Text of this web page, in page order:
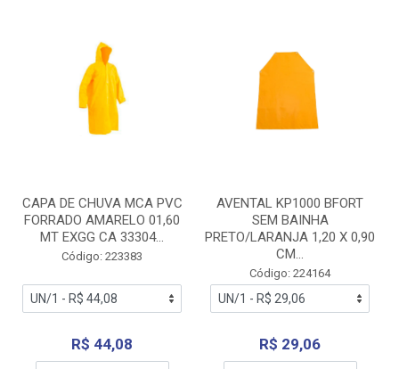
CAPA DE CHUVA MCA PVC
FORRADO AMARELO 01,60
MT EXGG CA 33304...
Código: 223383
R$ 44,08
AVENTAL KP1000 BFORT
SEM BAINHA
PRETO/LARANJA 1,20 X 0,90
CM...
Código: 224164
R$ 29,06